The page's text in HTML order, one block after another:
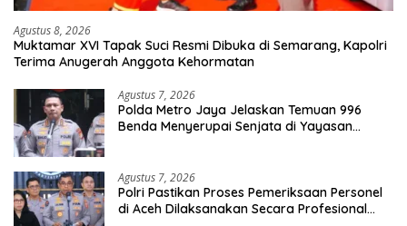
Agustus 8, 2026
Muktamar XVI Tapak Suci Resmi Dibuka di Semarang, Kapolri
Terima Anugerah Anggota Kehormatan
Agustus 7, 2026
Polda Metro Jaya Jelaskan Temuan 996
Benda Menyerupai Senjata di Yayasan
Agustus 7, 2026
Polri Pastikan Proses Pemeriksaan Personel
di Aceh Dilaksanakan Secara Profesional